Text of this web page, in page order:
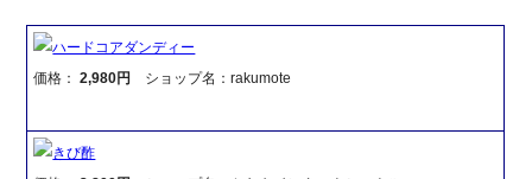
ハードコアダンディー
価格：2,980円 ショップ名：rakumote
きび酢